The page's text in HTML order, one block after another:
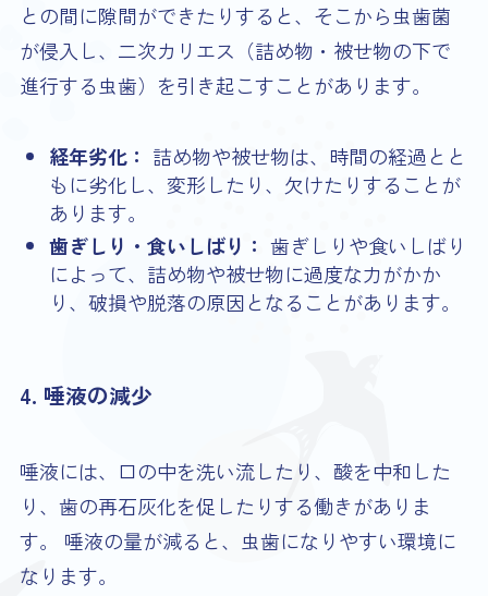
との間に隙間ができたりすると、そこから虫歯菌
が侵入し、二次カリエス（詰め物・被せ物の下で
進行する虫歯）を引き起こすことがあります。
経年劣化： 詰め物や被せ物は、時間の経過とと
もに劣化し、変形したり、欠けたりすることが
あります。
歯ぎしり・食いしばり： 歯ぎしりや食いしばり
によって、詰め物や被せ物に過度な力がかか
り、破損や脱落の原因となることがあります。
4. 唾液の減少
唾液には、口の中を洗い流したり、酸を中和した
り、歯の再石灰化を促したりする働きがありま
す。 唾液の量が減ると、虫歯になりやすい環境に
なります。